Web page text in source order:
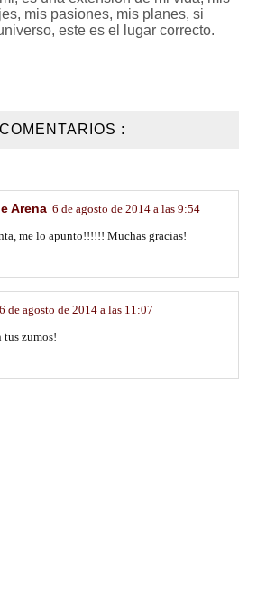
mis pasiones, mis planes, si
este es el lugar correcto.
:
Arena 6 de agosto de 2014 a las 9:54
me lo apunto!!!!!! Muchas gracias!
6 de agosto de 2014 a las 11:07
tus zumos!